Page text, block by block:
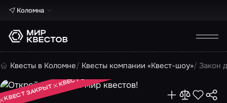
Коломна
Квесты в Коломне Квесты компании «Квест-шоу» Закон
КВЕСТ ЗАКРЫТ
КВЕСТ ЗАКРЫТ
КВЕСТ ЗАКРЫТ